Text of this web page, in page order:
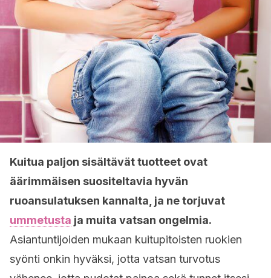
Kuitua paljon sisältävät tuotteet ovat
äärimmäisen suositeltavia hyvän
ruoansulatuksen kannalta, ja ne torjuvat
ummetusta ja muita vatsan ongelmia.
Asiantuntijoiden mukaan kuitupitoisten ruokien
syönti onkin hyväksi, jotta vatsan turvotus